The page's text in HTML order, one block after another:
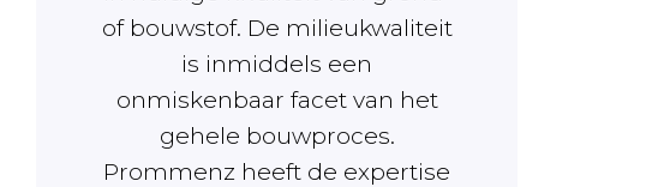
of bouwstof. ‌De milieukwaliteit
is inmiddels een
onmiskenbaar facet van het
gehele bouwproces.
‌Prommenz heeft de expertise